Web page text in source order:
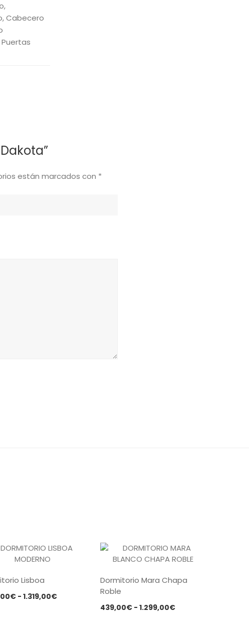
Cabecero
están marcados con *
Lisboa
€ - 1.319,00€Rango
Dormitorio Mara Chapa
Roble
439,00€ - 1.299,00€Rango